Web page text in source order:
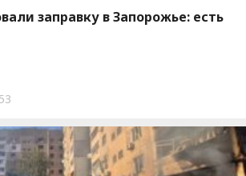
заправку в Запорожье: есть